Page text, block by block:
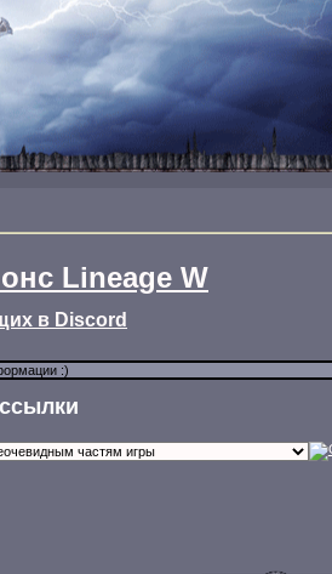
Lineage W
в Discord